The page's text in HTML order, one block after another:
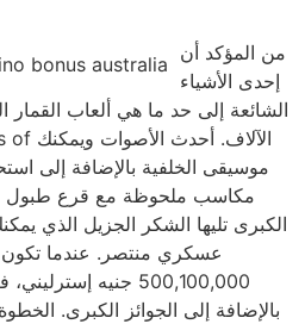
من المؤكد أن
إحدى الأشياء
الشائعة إلى حد ما هي ألعاب القمار
موسيقى الخلفية بالإضافة إلى
مكاسب ملحوظة مع قرع طبول
الكبرى تليها الشكر الجزيل الذي
عسكري منتصر. عندما
500,100,000 جنيه
بالإضافة إلى الجوائز الكبرى.